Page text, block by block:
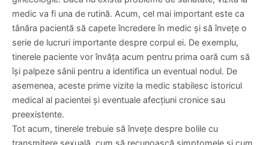
ginecologie. Dacă nu există probleme de sănătate, vizita la
medic va fi una de rutină. Acum, cel mai important este ca
tânăra pacientă să capete încredere în medic și să învețe o
serie de lucruri importante despre corpul ei. De exemplu,
tinerele paciente vor învăța acum pentru prima oară cum să
își palpeze sânii pentru a identifica un eventual nodul. De
asemenea, aceste prime vizite la medic stabilesc istoricul
medical al pacientei și eventuale afecțiuni cronice sau
preexistente.
Tot acum, tinerele trebuie să învețe despre bolile cu